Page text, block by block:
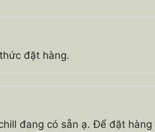
đặt hàng.
đang có sẵn ạ. Để đặt